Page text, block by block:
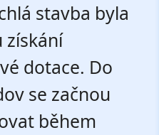
stavba byla
získání
dotace. Do
se začnou
během